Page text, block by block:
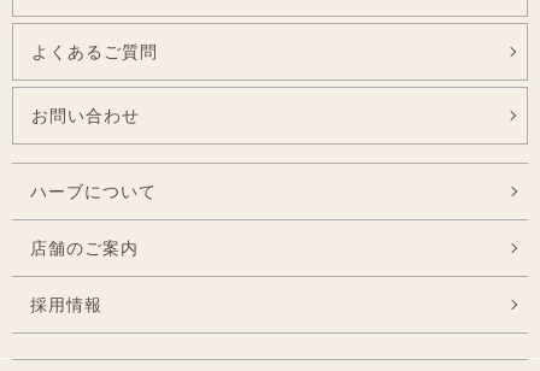
よくあるご質問
お問い合わせ
ハーブについて
店舗のご案内
採用情報